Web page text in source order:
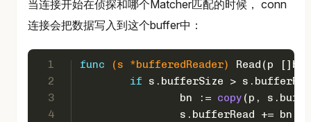
当连接开始在侦探和哪个Matcher匹配的时候， conn
连接会把数据写入到这个buffer中：
1
2
3
4
func (s *bufferedReader) Read(p []
if s.bufferSize >
		bn :=
copy (p,
		s.bufferRead += bn